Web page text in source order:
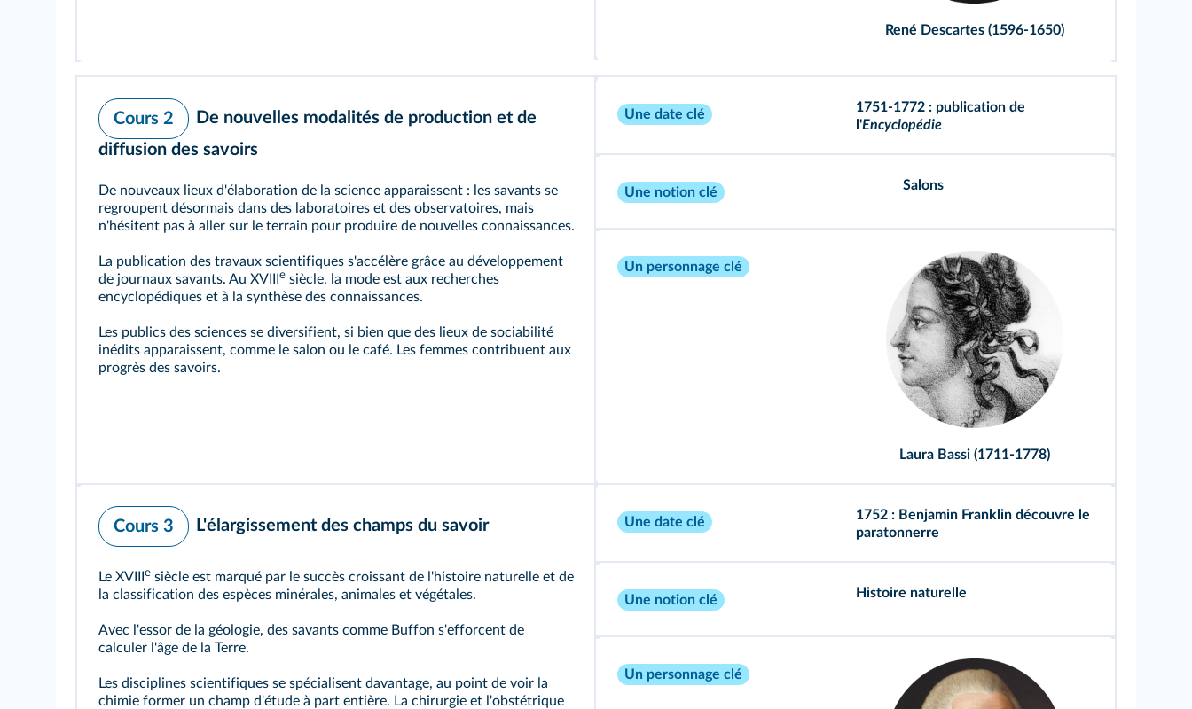
René Descartes (1596-1650)
Cours 2
De nouvelles modalités de production et de
diffusion des savoirs
De nouveaux lieux d'élaboration de la science apparaissent : les savants se
regroupent désormais dans des laboratoires et des observatoires, mais
n'hésitent pas à aller sur le terrain pour produire de nouvelles connaissances.
La publication des travaux scientifiques s'accélère grâce au développement
de journaux savants. Au XVIII e siècle, la mode est aux recherches
encyclopédiques et à la synthèse des connaissances.
Les publics des sciences se diversifient, si bien que des lieux de sociabilité
inédits apparaissent, comme le salon ou le café. Les femmes contribuent aux
progrès des savoirs.
Une date clé
1751-1772 : publication de
l'Encyclopédie
Une notion clé Salons
Un personnage clé
Laura Bassi (1711-1778)
Cours 3 L'élargissement des champs du savoir
Le XVIII e siècle est marqué par le succès croissant de l'histoire naturelle et de
la classification des espèces minérales, animales et végétales.
Avec l'essor de la géologie, des savants comme Buffon s'efforcent de
calculer l'âge de la Terre.
Les disciplines scientifiques se spécialisent davantage, au point de voir la
chimie former un champ d'étude à part entière. La chirurgie et l'obstétrique
Une date clé
1752 : Benjamin Franklin découvre le
paratonnerre
Une notion clé Histoire naturelle
Un personnage clé